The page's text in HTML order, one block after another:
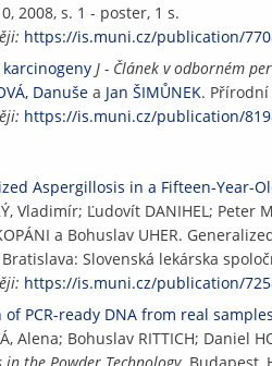
2008, s. 1 - poster, 1 s.
https://is.muni.cz/publication/
J - Článek v odborném
Danuše a Jan ŠIMŮNEK.
https://is.muni.cz/publication/
Aspergillosis in a Fifteen-Year-
Vladimír; Ľudovít DANIHEL; Peter
a Bohuslav UHER.
Bratislava: Slovenská lekárska
https://is.muni.cz/publication/
of PCR-ready DNA from real
Alena; Bohuslav RITTICH; Daniel